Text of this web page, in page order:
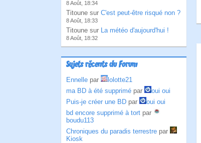
8 Août, 18:34
Titoune sur C'est peut-être risqué non ?
8 Août, 18:33
Titoune sur La météo d'aujourd'hui !
8 Août, 18:32
Sujets récents du Forum
Ennelle par
lolotte21
ma BD à été supprimé par
oui oui
Puis-je créer une BD par
oui oui
bd encore supprimé à tort par
boudu113
Chroniques du paradis terrestre par
Kiosk